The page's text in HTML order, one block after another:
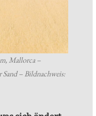
Mallorca –
Sand – Bildnachweis: